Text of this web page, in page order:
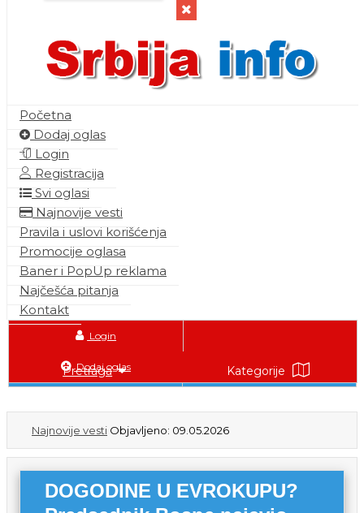
Početna
Dodaj oglas
Login
Registracija
Svi oglasi
Najnovije vesti
Pravila i uslovi korišćenja
Promocije oglasa
Baner i PopUp reklama
Najčešća pitanja
Kontakt
Login
Dodaj oglas
Pretraga Kategorije
Najnovije vesti Objavljeno: 09.05.2026
DOGODINE U EVROKUPU?